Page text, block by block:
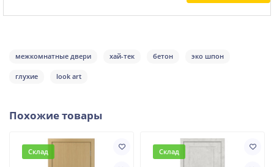
межкомнатные двери хай-тек бетон эко шпон
глухие look art
Похожие товары
Склад Склад